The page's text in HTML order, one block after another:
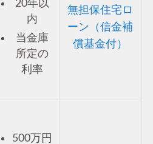
20年以
内
当金庫
所定の
利率
無担保住宅ロ
ーン（信金補
償基金付）
500万円